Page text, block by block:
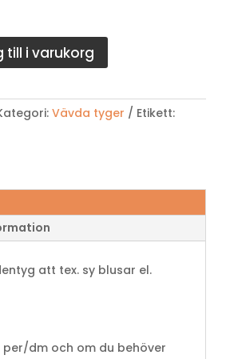
till i varukorg
Vävda tyger
Etikett:
att tex. sy blusar el.
per/dm och om du behöver